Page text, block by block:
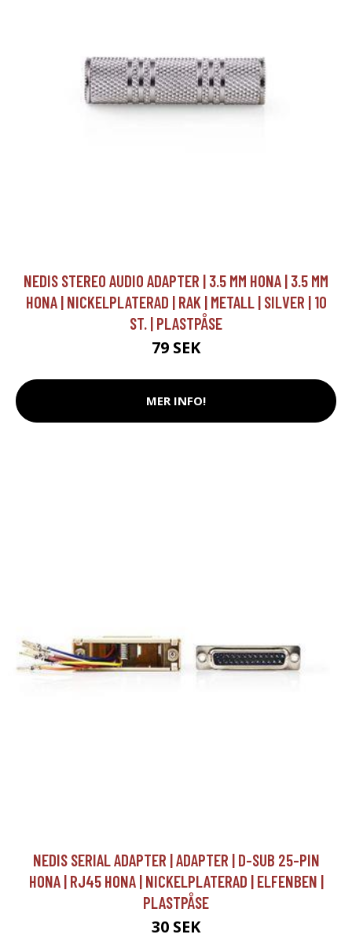
NEDIS STEREO AUDIO ADAPTER | 3.5 MM HONA | 3.5 MM
HONA | NICKELPLATERAD | RAK | METALL | SILVER | 10
ST. | PLASTPÅSE
79 SEK
MER INFO!
NEDIS SERIAL ADAPTER | ADAPTER | D-SUB 25-PIN
HONA | RJ45 HONA | NICKELPLATERAD | ELFENBEN |
PLASTPÅSE
30 SEK